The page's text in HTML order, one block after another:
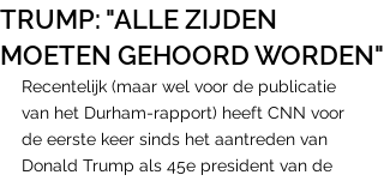
TRUMP: "ALLE ZIJDEN
MOETEN GEHOORD WORDEN"
Recentelijk (maar wel voor de publicatie
van het Durham-rapport) heeft CNN voor
de eerste keer sinds het aantreden van
Donald Trump als 45e president van de